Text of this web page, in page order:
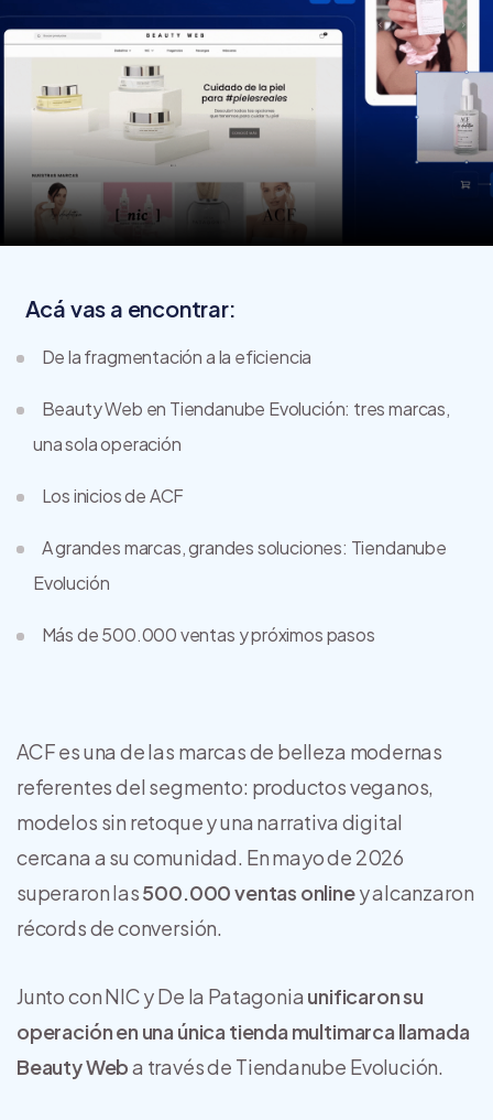
Acá vas a encontrar:
De la fragmentación a la eficiencia
Beauty Web en Tiendanube Evolución: tres marcas,
una sola operación
Los inicios de ACF
A grandes marcas, grandes soluciones: Tiendanube
Evolución
Más de 500.000 ventas y próximos pasos
ACF es una de las marcas de belleza modernas
referentes del segmento: productos veganos,
modelos sin retoque y una narrativa digital
cercana a su comunidad. En mayo de 2026
superaron las500.000 ventas onliney alcanzaron
récords de conversión.
Junto con NIC y De la Patagonia unificaron su
operación en una única tienda multimarca llamada
Beauty Weba través de Tiendanube Evolución.